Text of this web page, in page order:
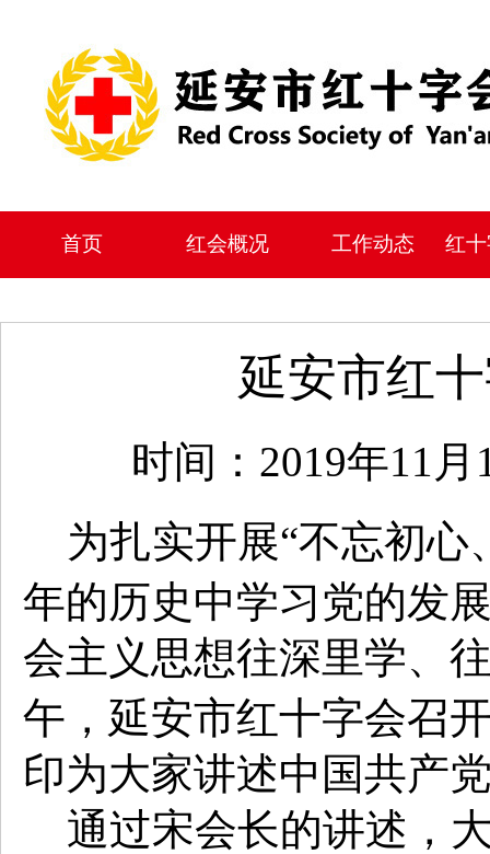
首页 红会概况 工作动态 红
延安市红
时间：2019年11月
为扎实开展“不忘初心
年的历史中学习党的发
会主义思想往深里学、
午，延安市红十字会召
印为大家讲述中国共产
通过宋会长的讲述，